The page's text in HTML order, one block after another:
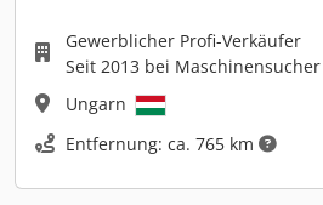
Gewerblicher Profi-Verkäufer
Seit 2013 bei Maschinensucher
Ungarn
Entfernung: ca. 765 km